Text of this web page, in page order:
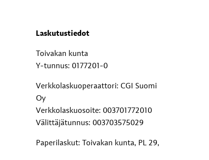
Laskutustiedot
Toivakan kunta
Y-tunnus: 0177201-0
Verkkolaskuoperaattori: CGI Suomi
Oy
Verkkolaskuosoite: 003701772010
Välittäjätunnus: 003703575029
Paperilaskut: Toivakan kunta, PL 29,